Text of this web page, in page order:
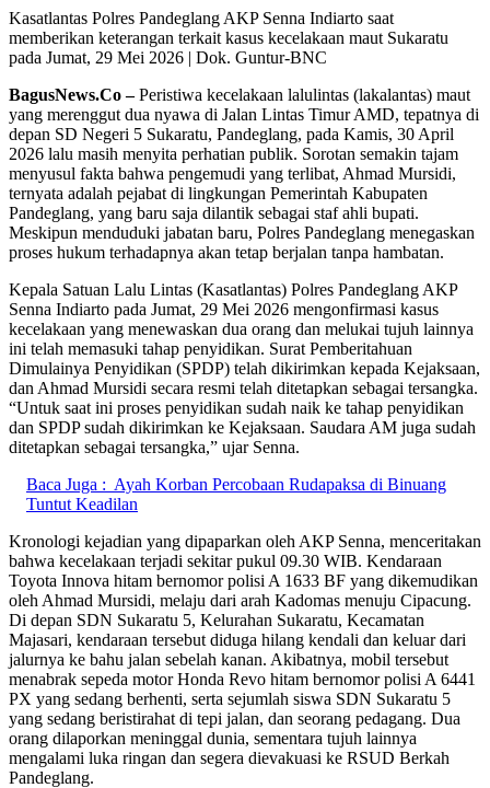
Kasatlantas Polres Pandeglang AKP Senna Indiarto saat
memberikan keterangan terkait kasus kecelakaan maut Sukaratu
pada Jumat, 29 Mei 2026 | Dok. Guntur-BNC
BagusNews.Co –Peristiwa kecelakaan lalulintas (lakalantas) maut
yang merenggut dua nyawa di Jalan Lintas Timur AMD, tepatnya di
depan SD Negeri 5 Sukaratu, Pandeglang, pada Kamis, 30 April
2026 lalu masih menyita perhatian publik. Sorotan semakin tajam
menyusul fakta bahwa pengemudi yang terlibat, Ahmad Mursidi,
ternyata adalah pejabat di lingkungan Pemerintah Kabupaten
Pandeglang, yang baru saja dilantik sebagai staf ahli bupati.
Meskipun menduduki jabatan baru, Polres Pandeglang menegaskan
proses hukum terhadapnya akan tetap berjalan tanpa hambatan.
Kepala Satuan Lalu Lintas (Kasatlantas) Polres Pandeglang AKP
Senna Indiarto pada Jumat, 29 Mei 2026 mengonfirmasi kasus
kecelakaan yang menewaskan dua orang dan melukai tujuh lainnya
ini telah memasuki tahap penyidikan. Surat Pemberitahuan
Dimulainya Penyidikan (SPDP) telah dikirimkan kepada Kejaksaan,
dan Ahmad Mursidi secara resmi telah ditetapkan sebagai tersangka.
“Untuk saat ini proses penyidikan sudah naik ke tahap penyidikan
dan SPDP sudah dikirimkan ke Kejaksaan. Saudara AM juga sudah
ditetapkan sebagai tersangka,” ujar Senna.
Baca Juga : Ayah Korban Percobaan Rudapaksa di Binuang
Tuntut Keadilan
Kronologi kejadian yang dipaparkan oleh AKP Senna, menceritakan
bahwa kecelakaan terjadi sekitar pukul 09.30 WIB. Kendaraan
Toyota Innova hitam bernomor polisi A 1633 BF yang dikemudikan
oleh Ahmad Mursidi, melaju dari arah Kadomas menuju Cipacung.
Di depan SDN Sukaratu 5, Kelurahan Sukaratu, Kecamatan
Majasari, kendaraan tersebut diduga hilang kendali dan keluar dari
jalurnya ke bahu jalan sebelah kanan. Akibatnya, mobil tersebut
menabrak sepeda motor Honda Revo hitam bernomor polisi A 6441
PX yang sedang berhenti, serta sejumlah siswa SDN Sukaratu 5
yang sedang beristirahat di tepi jalan, dan seorang pedagang. Dua
orang dilaporkan meninggal dunia, sementara tujuh lainnya
mengalami luka ringan dan segera dievakuasi ke RSUD Berkah
Pandeglang.